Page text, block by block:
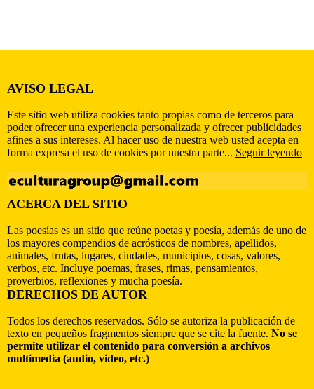
AVISO LEGAL
Este sitio web utiliza cookies tanto propias como de terceros para
poder ofrecer una experiencia personalizada y ofrecer publicidades
afines a sus intereses. Al hacer uso de nuestra web usted acepta en
forma expresa el uso de cookies por nuestra parte... Seguir leyendo
ACERCA DEL SITIO
Las poesías es un sitio que reúne poetas y poesía, además de uno de
los mayores compendios de acrósticos de nombres, apellidos,
animales, frutas, lugares, ciudades, municipios, cosas, valores,
verbos, etc. Incluye poemas, frases, rimas, pensamientos,
proverbios, reflexiones y mucha poesía.
DERECHOS DE AUTOR
Todos los derechos reservados. Sólo se autoriza la publicación de
texto en pequeños fragmentos siempre que se cite la fuente. No se
permite utilizar el contenido para conversión a archivos
multimedia (audio, video, etc.)